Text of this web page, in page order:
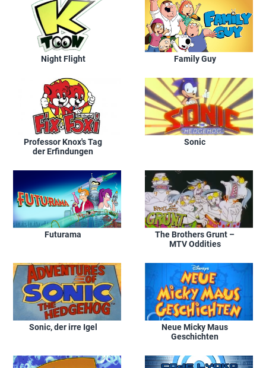
Night Flight Family Guy
Professor Knox's Tag
der Erfindungen
Sonic
Futurama
The Brothers Grunt –
MTV Oddities
Sonic, der irre Igel
Neue Micky Maus
Geschichten